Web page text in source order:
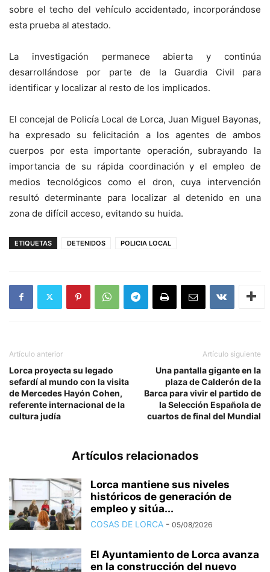
sobre el techo del vehículo accidentado, incorporándose
esta prueba al atestado.
La investigación permanece abierta y continúa
desarrollándose por parte de la Guardia Civil para
identificar y localizar al resto de los implicados.
El concejal de Policía Local de Lorca, Juan Miguel Bayonas,
ha expresado su felicitación a los agentes de ambos
cuerpos por esta importante operación, subrayando la
importancia de su rápida coordinación y el empleo de
medios tecnológicos como el dron, cuya intervención
resultó determinante para localizar al detenido en una
zona de difícil acceso, evitando su huida.
ETIQUETAS DETENIDOS POLICIA LOCAL
Artículo anterior
Lorca proyecta su legado
sefardí al mundo con la visita
de Mercedes Hayón Cohen,
referente internacional de la
cultura judía
Artículo siguiente
Una pantalla gigante en la
plaza de Calderón de la
Barca para vivir el partido de
la Selección Española de
cuartos de final del Mundial
Artículos relacionados
Lorca mantiene sus niveles
históricos de generación de
empleo y sitúa...
COSAS DE LORCA - 05/08/2026
El Ayuntamiento de Lorca avanza
en la construcción del nuevo